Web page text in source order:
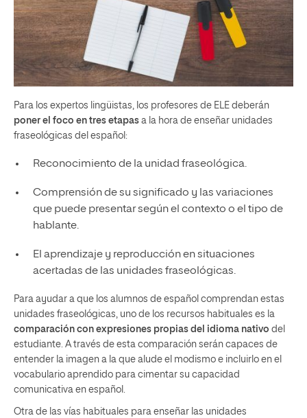
Para los expertos lingüistas, los profesores de ELE deberán
poner el foco en tres etapas a la hora de enseñar unidades
fraseológicas del español:
Reconocimiento de la unidad fraseológica.
Comprensión de su significado y las variaciones
que puede presentar según el contexto o el tipo de
hablante.
El aprendizaje y reproducción en situaciones
acertadas de las unidades fraseológicas.
Para ayudar a que los alumnos de español comprendan estas
unidades fraseológicas, uno de los recursos habituales es la
comparación con expresiones propias del idioma nativo del
estudiante. A través de esta comparación serán capaces de
entender la imagen a la que alude el modismo e incluirlo en el
vocabulario aprendido para cimentar su capacidad
comunicativa en español.
Otra de las vías habituales para enseñar las unidades